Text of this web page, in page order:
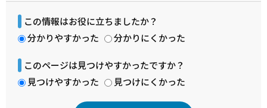
この情報はお役に立ちましたか？
分かりやすかった
分かりにくかった
このページは見つけやすかったですか？
見つけやすかった
見つけにくかった